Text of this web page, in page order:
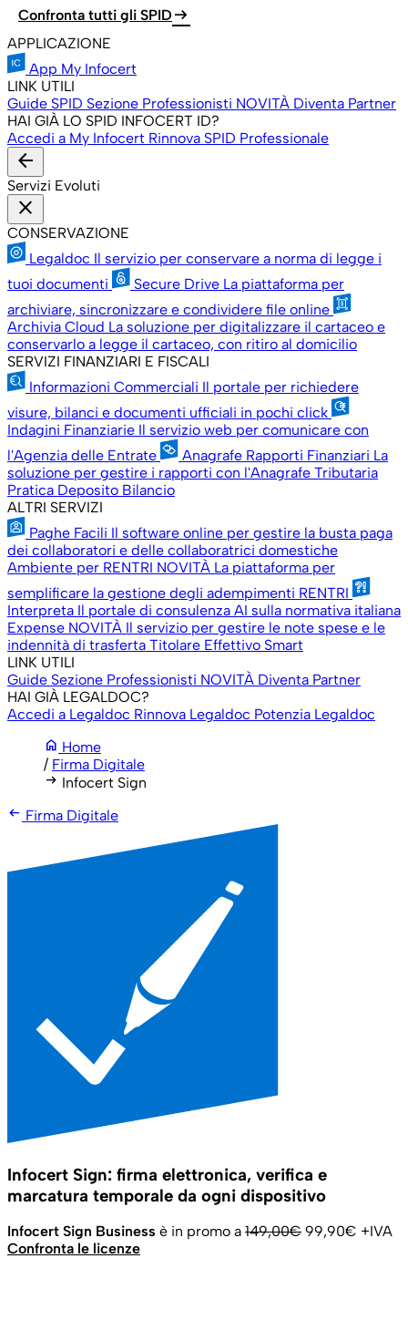
Confronta tutti gli SPID arrow_right_alt
APPLICAZIONE
App My Infocert
LINK UTILI
Guide SPID Sezione Professionisti NOVITÀ Diventa Partner
HAI GIÀ LO SPID INFOCERT ID?
Accedi a My Infocert Rinnova SPID Professionale
arrow_back
Servizi Evoluti
close
CONSERVAZIONE
Legaldoc Il servizio per conservare a norma di legge i
tuoi documenti
Secure Drive La piattaforma per
archiviare, sincronizzare e condividere file online
Archivia Cloud La soluzione per digitalizzare il cartaceo e
conservarlo a legge il cartaceo, con ritiro al domicilio
SERVIZI FINANZIARI E FISCALI
Informazioni Commerciali Il portale per richiedere
visure, bilanci e documenti ufficiali in pochi click
Indagini Finanziarie Il servizio web per comunicare con
l'Agenzia delle Entrate
Anagrafe Rapporti Finanziari La
soluzione per gestire i rapporti con l'Anagrafe Tributaria
Pratica Deposito Bilancio
ALTRI SERVIZI
Paghe Facili Il software online per gestire la busta paga
dei collaboratori e delle collaboratrici domestiche
Ambiente per RENTRI NOVITÀ La piattaforma per
semplificare la gestione degli adempimenti RENTRI
Interpreta Il portale di consulenza AI sulla normativa italiana
Expense NOVITÀ Il servizio per gestire le note spese e le
indennità di trasferta Titolare Effettivo Smart
LINK UTILI
Guide Sezione Professionisti NOVITÀ Diventa Partner
HAI GIÀ LEGALDOC?
Accedi a Legaldoc Rinnova Legaldoc Potenzia Legaldoc
home Home
/ Firma Digitale
arrow_right_alt Infocert Sign
arrow_left_alt Firma Digitale
Infocert Sign: firma elettronica, verifica e
marcatura temporale da ogni dispositivo
Infocert Sign Business è in promo a 149,00€ 99,90€ +IVA
Confronta le licenze